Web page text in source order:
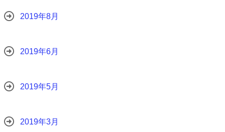
2019年8月
2019年6月
2019年5月
2019年3月